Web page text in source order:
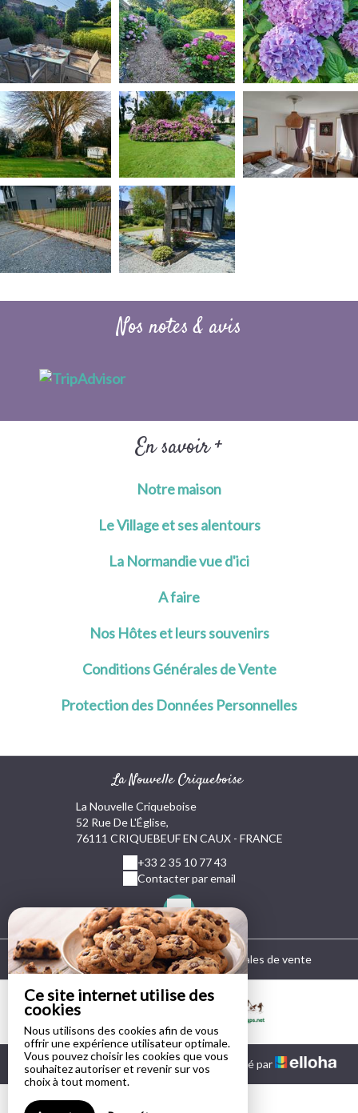
Ce site internet utilise des
cookies
Nous utilisons des cookies afin de vous
offrir une expérience utilisateur optimale.
Vous pouvez choisir les cookies que vous
souhaitez autoriser et revenir sur vos
choix à tout moment.
Nos notes & avis
En savoir +
Notre maison
Le Village et ses alentours
La Normandie vue d'ici
A faire
Nos Hôtes et leurs souvenirs
Conditions Générales de Vente
Protection des Données Personnelles
La Nouvelle Criqueboise
La Nouvelle Criqueboise
52 Rue De L'Église,
76111 CRIQUEBEUF EN CAUX - FRANCE
+33 2 35 10 77 43
Contacter par email
Mentions légales | Conditions générales de vente
© 2026 La Nouvelle Criqueboise | Propulsé par